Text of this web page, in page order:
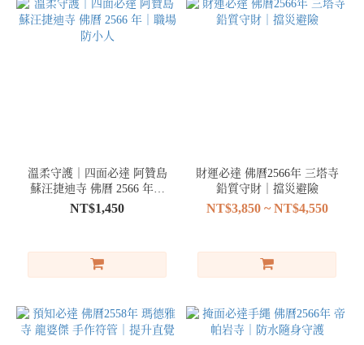
溫柔守護｜四面必達 阿贊島
蘇汪捷迪寺 佛曆 2566 年｜
職場防小人
NT$1,450
財運必達 佛曆2566年 三塔寺
鉛質守財｜擋災避險
NT$3,850 ~ NT$4,550